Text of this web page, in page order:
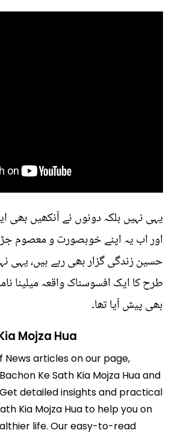
یہی نہیں بلکہ دونوں نے آنکھیں بھی
اور اب یہ اپنے خوبصورت و معصوم
حسین زندگی گزار بھی رہے ہیں، یہی
طرح کا ایک افسوسناک واقعہ میلینا
بھی پیش آیا تھا۔
Mojza Hua
News articles on our page,
Ke Sath Kia Mojza Hua and
detailed insights and practical
Kia Mojza Hua to help you on
life. Our easy-to-read